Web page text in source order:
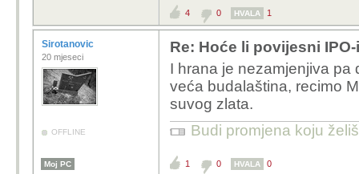
4 0 HVALA 1
Sirotanovic
20 mjeseci
OFFLINE
Re: Hoće li povijesni
I hrana je nezamjenjiva pa
veća budalaština, recimo
suvog zlata.
Budi promjena koju
Moj PC 1 0 HVALA 0